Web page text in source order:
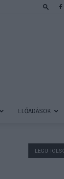
ELŐADÁSOK